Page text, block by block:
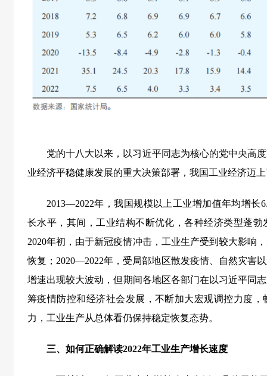
党的十八大以来，以习近平同志为核心的党中央高
业经济平稳健康发展的重大决策部署，我国工业经济迈
2013—2022年，我国规模以上工业增加值年均增长
长水平，其间，工业结构不断优化，各种经济类型蓬
2020年初，由于新冠疫情冲击，工业生产受到较大影响
恢复；2020—2022年，受局部地区散发疫情、自然灾害
增速出现较大波动，但期间各地区各部门在以习近平同
筹疫情防控和经济社会发展，不断加大宏观调控力度
力，工业生产从总体看仍保持稳定恢复态势。
三、如何正确解读2022年工业生产增长速度